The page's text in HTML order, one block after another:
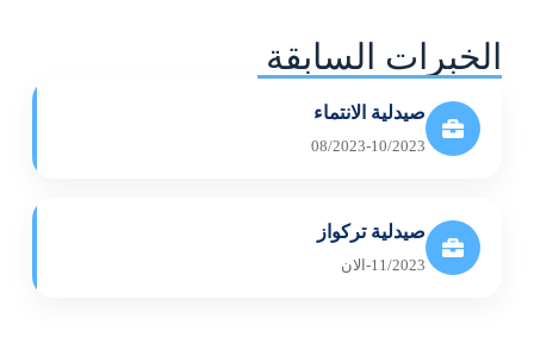
الخبرات السابقة
صيدلية الانتماء
08/2023-10/2023
صيدلية تركواز
11/2023-الان